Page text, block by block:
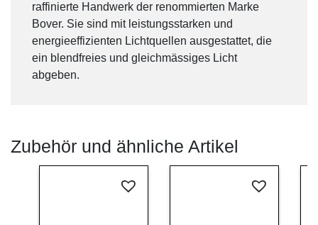
raffinierte Handwerk der renommierten Marke
Bover. Sie sind mit leistungsstarken und
energieeffizienten Lichtquellen ausgestattet, die
ein blendfreies und gleichmässiges Licht
abgeben.
Zubehör und ähnliche Artikel